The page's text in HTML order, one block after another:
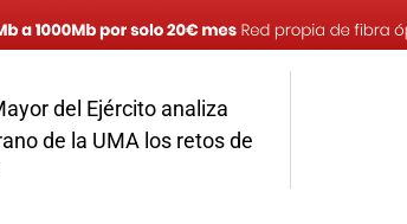
del Ejército analiza
de la UMA los retos de